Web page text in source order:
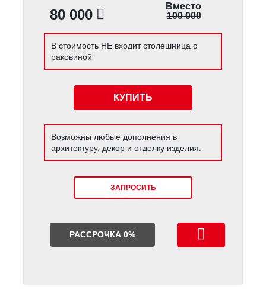
80 000
Вместо
100 000
В стоимость НЕ входит столешница с
раковиной
КУПИТЬ
Возможны любые дополнения в
архитектуру, декор и отделку изделия.
ЗАПРОСИТЬ
РАССРОЧКА 0%